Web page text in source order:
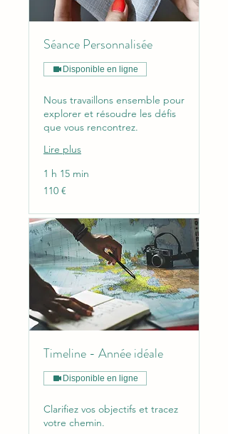
Séance Personnalisée
Disponible en ligne
Nous travaillons ensemble pour
explorer et résoudre les défis
que vous rencontrez.
Lire plus
1 h 15 min
110
euros
110 €
Timeline - Année idéale
Disponible en ligne
Clarifiez vos objectifs et tracez
votre chemin.